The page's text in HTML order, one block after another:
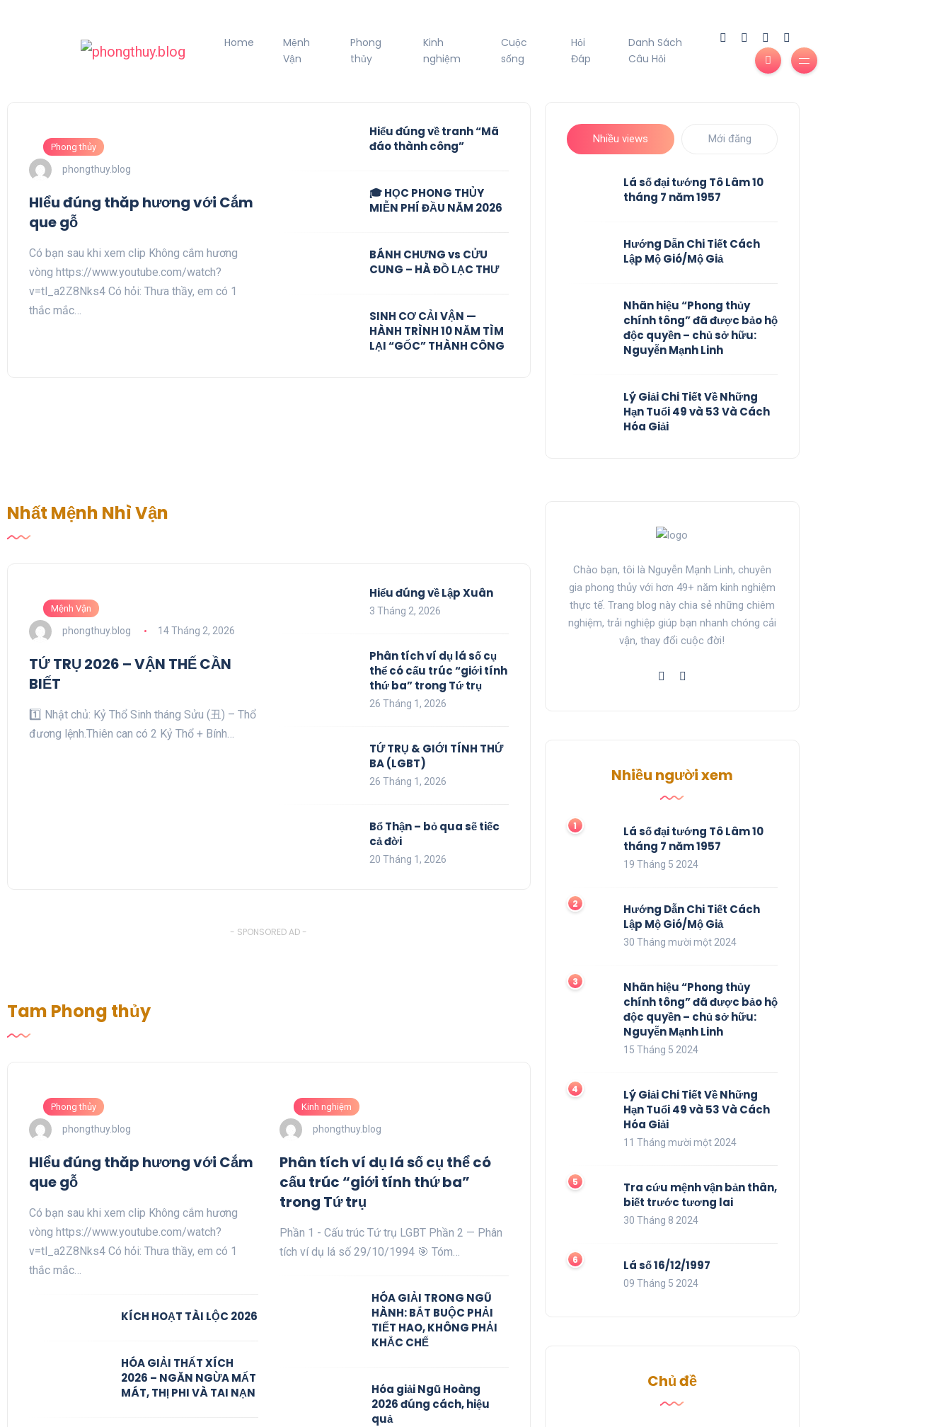
Home
Mệnh
Vận
Phong
thủy
Kinh
nghiệm
Cuộc
sống
Hỏi
Đáp
Danh Sách
Câu Hỏi
Phong thủy
phongthuy.blog
HIểu đúng thăp hương với Cắm
que gỗ
Có bạn sau khi xem clip Không cắm hương
vòng https://www.youtube.com/watch?
v=tl_a2Z8Nks4 Có hỏi: Thưa thầy, em có 1
thắc mắc…
Hiểu đúng về tranh “Mã
đáo thành công”
🎓 HỌC PHONG THỦY
MIỄN PHÍ ĐẦU NĂM 2026
BÁNH CHƯNG vs CỬU
CUNG – HÀ ĐỒ LẠC THƯ
SINH CƠ CẢI VẬN —
HÀNH TRÌNH 10 NĂM TÌM
LẠI “GỐC” THÀNH CÔNG
Nhiều views Mới đăng
Lá số đại tướng Tô Lâm 10
tháng 7 năm 1957
Hướng Dẫn Chi Tiết Cách
Lập Mộ Gió/Mộ Giả
Nhãn hiệu “Phong thủy
chính tông” đã được bảo hộ
độc quyền – chủ sở hữu:
Nguyễn Mạnh Linh
Lý Giải Chi Tiết Về Những
Hạn Tuổi 49 và 53 Và Cách
Hóa Giải
Nhất Mệnh Nhì Vận
Mệnh Vận
phongthuy.blog 14 Tháng 2, 2026
TỨ TRỤ 2026 – VẬN THẾ CẦN
BIẾT
1️⃣ Nhật chủ: Kỷ Thổ Sinh tháng Sửu (丑) – Thổ
đương lệnh.Thiên can có 2 Kỷ Thổ + Bính…
Hiểu đúng về Lập Xuân
3 Tháng 2, 2026
Phân tích ví dụ lá số cụ
thể có cấu trúc “giới tính
thứ ba” trong Tứ trụ
26 Tháng 1, 2026
TỨ TRỤ & GIỚI TÍNH THỨ
BA (LGBT)
26 Tháng 1, 2026
Bổ Thận – bỏ qua sẽ tiếc
cả đời
20 Tháng 1, 2026
- SPONSORED AD -
Tam Phong thủy
Phong thủy
phongthuy.blog
HIểu đúng thăp hương với Cắm
que gỗ
Có bạn sau khi xem clip Không cắm hương
vòng https://www.youtube.com/watch?
v=tl_a2Z8Nks4 Có hỏi: Thưa thầy, em có 1
thắc mắc…
KÍCH HOẠT TÀI LỘC 2026
HÓA GIẢI THẤT XÍCH
2026 – NGĂN NGỪA MẤT
MÁT, THỊ PHI VÀ TAI NẠN
Kinh nghiệm
phongthuy.blog
Phân tích ví dụ lá số cụ thể có
cấu trúc “giới tính thứ ba”
trong Tứ trụ
Phần 1 - Cấu trúc Tứ trụ LGBT Phần 2 — Phân
tích ví dụ lá số 29/10/1994 🎯 Tóm…
HÓA GIẢI TRONG NGŨ
HÀNH: BẮT BUỘC PHẢI
TIẾT HAO, KHÔNG PHẢI
KHẮC CHẾ
Hóa giải Ngũ Hoàng
2026 đúng cách, hiệu
quả
Chào bạn, tôi là Nguyễn Mạnh Linh, chuyên
gia phong thủy với hơn 49+ năm kinh nghiệm
thực tế. Trang blog này chia sẻ những chiêm
nghiệm, trải nghiệp giúp bạn nhanh chóng cải
vận, thay đổi cuộc đời!
Nhiều người xem
Lá số đại tướng Tô Lâm 10
tháng 7 năm 1957
19 Tháng 5 2024
Hướng Dẫn Chi Tiết Cách
Lập Mộ Gió/Mộ Giả
30 Tháng mười một 2024
Nhãn hiệu “Phong thủy
chính tông” đã được bảo hộ
độc quyền – chủ sở hữu:
Nguyễn Mạnh Linh
15 Tháng 5 2024
Lý Giải Chi Tiết Về Những
Hạn Tuổi 49 và 53 Và Cách
Hóa Giải
11 Tháng mười một 2024
Tra cứu mệnh vận bản thân,
biết trước tương lai
30 Tháng 8 2024
Lá số 16/12/1997
09 Tháng 5 2024
Chủ đề